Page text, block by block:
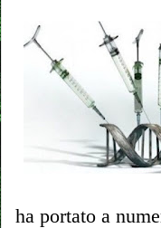
ha portato a